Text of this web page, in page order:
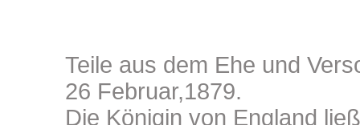
Teile aus dem Ehe und
26 Februar,1879.
Die Königin von England